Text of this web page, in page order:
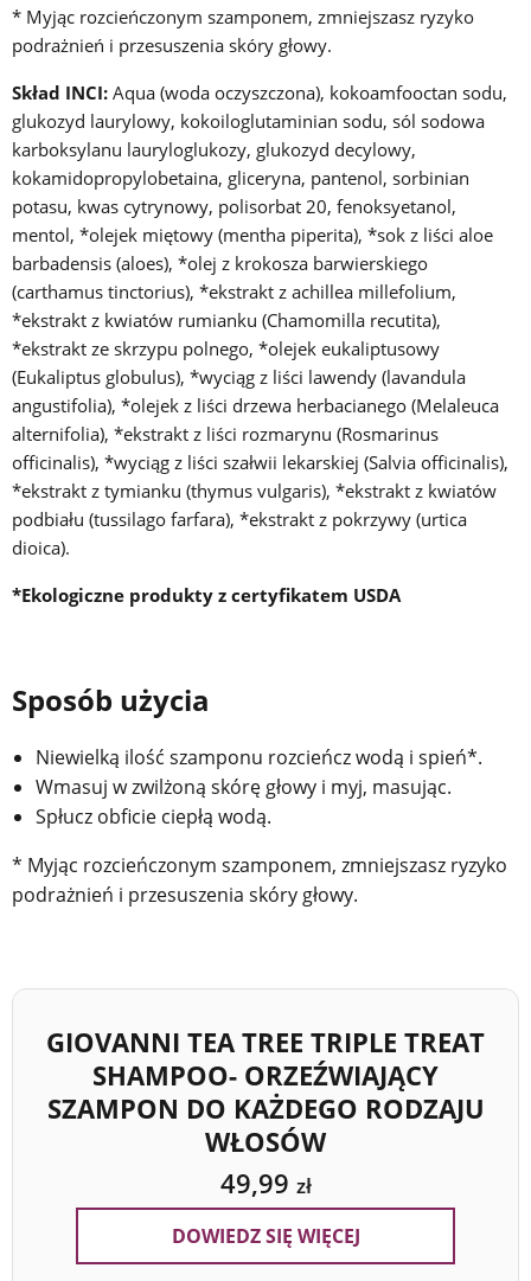
* Myjąc rozcieńczonym szamponem, zmniejszasz ryzyko
podrażnień i przesuszenia skóry głowy.
Skład INCI: Aqua (woda oczyszczona), kokoamfooctan sodu,
glukozyd laurylowy, kokoiloglutaminian sodu, sól sodowa
karboksylanu lauryloglukozy, glukozyd decylowy,
kokamidopropylobetaina, gliceryna, pantenol, sorbinian
potasu, kwas cytrynowy, polisorbat 20, fenoksyetanol,
mentol, *olejek miętowy (mentha piperita), *sok z liści aloe
barbadensis (aloes), *olej z krokosza barwierskiego
(carthamus tinctorius), *ekstrakt z achillea millefolium,
*ekstrakt z kwiatów rumianku (Chamomilla recutita),
*ekstrakt ze skrzypu polnego, *olejek eukaliptusowy
(Eukaliptus globulus), *wyciąg z liści lawendy (lavandula
angustifolia), *olejek z liści drzewa herbacianego (Melaleuca
alternifolia), *ekstrakt z liści rozmarynu (Rosmarinus
officinalis), *wyciąg z liści szałwii lekarskiej (Salvia officinalis),
*ekstrakt z tymianku (thymus vulgaris), *ekstrakt z kwiatów
podbiału (tussilago farfara), *ekstrakt z pokrzywy (urtica
dioica).
*Ekologiczne produkty z certyfikatem USDA
Sposób użycia
Niewielką ilość szamponu rozcieńcz wodą i spień*.
Wmasuj w zwilżoną skórę głowy i myj, masując.
Spłucz obficie ciepłą wodą.
* Myjąc rozcieńczonym szamponem, zmniejszasz ryzyko
podrażnień i przesuszenia skóry głowy.
GIOVANNI TEA TREE TRIPLE TREAT
SHAMPOO- ORZEŹWIAJĄCY
SZAMPON DO KAŻDEGO RODZAJU
WŁOSÓW
49,99 zł
DOWIEDZ SIĘ WIĘCEJ